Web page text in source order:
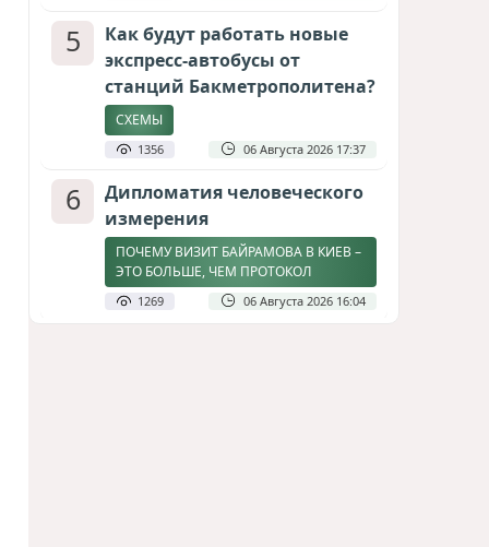
5
Как будут работать новые
экспресс-автобусы от
станций Бакметрополитена?
СХЕМЫ
1356 06 Августа 2026 17:37
6
Дипломатия человеческого
измерения
ПОЧЕМУ ВИЗИТ БАЙРАМОВА В КИЕВ –
ЭТО БОЛЬШЕ, ЧЕМ ПРОТОКОЛ
1269 06 Августа 2026 16:04